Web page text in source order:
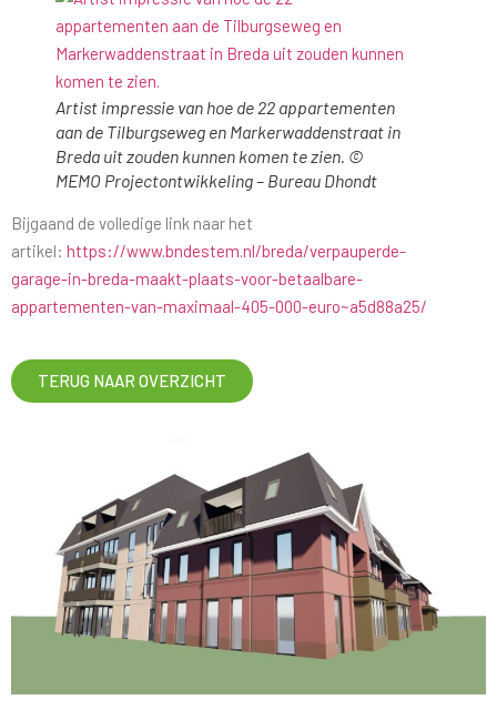
Artist impressie van hoe de 22 appartementen
aan de Tilburgseweg en Markerwaddenstraat in
Breda uit zouden kunnen komen te zien. ©
MEMO Projectontwikkeling – Bureau Dhondt
Bijgaand de volledige link naar het
artikel: https://www.bndestem.nl/breda/verpauperde-
garage-in-breda-maakt-plaats-voor-betaalbare-
appartementen-van-maximaal-405-000-euro~a5d88a25/
TERUG NAAR OVERZICHT